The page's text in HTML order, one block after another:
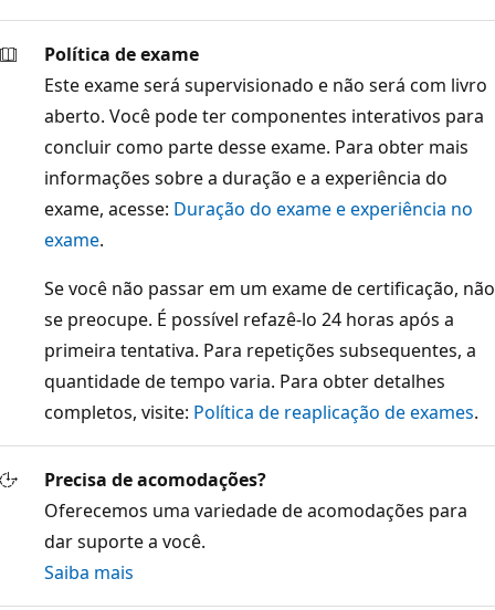
Política de exame
Este exame será supervisionado e não será com livro
aberto. Você pode ter componentes interativos para
concluir como parte desse exame. Para obter mais
informações sobre a duração e a experiência do
exame, acesse: Duração do exame e experiência no
exame.
Se você não passar em um exame de certificação, não
se preocupe. É possível refazê-lo 24 horas após a
primeira tentativa. Para repetições subsequentes, a
quantidade de tempo varia. Para obter detalhes
completos, visite: Política de reaplicação de exames.
Precisa de acomodações?
Oferecemos uma variedade de acomodações para
dar suporte a você.
Saiba mais